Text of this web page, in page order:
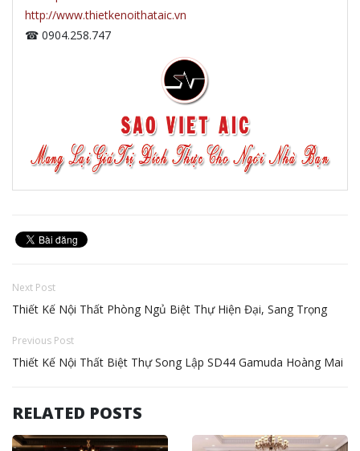
http://www.thietkenoithataic.vn
☎ 0904.258.747
Next Post
Thiết Kế Nội Thất Phòng Ngủ Biệt Thự Hiện Đại, Sang Trọng
Previous Post
Thiết Kế Nội Thất Biệt Thự Song Lập SD44 Gamuda Hoàng Mai
RELATED POSTS